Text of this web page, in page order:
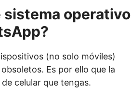
sistema operativo
(no solo móviles)
Es por ello que la
celular que tengas.